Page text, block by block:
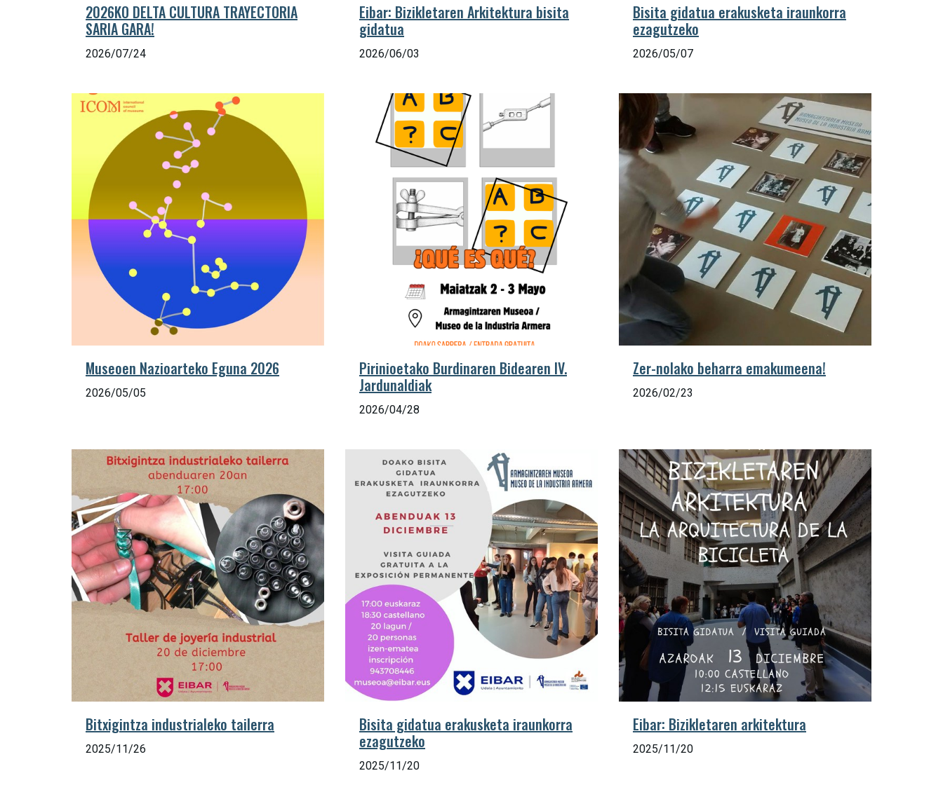
2026KO DELTA CULTURA TRAYECTORIA
SARIA GARA!
2026/07/24
Eibar: Bizikletaren Arkitektura bisita
gidatua
2026/06/03
Bisita gidatua erakusketa iraunkorra
ezagutzeko
2026/05/07
Museoen Nazioarteko Eguna 2026
2026/05/05
Pirinioetako Burdinaren Bidearen IV.
Jardunaldiak
2026/04/28
Zer-nolako beharra emakumeena!
2026/02/23
Bitxigintza industrialeko tailerra
2025/11/26
Bisita gidatua erakusketa iraunkorra
ezagutzeko
2025/11/20
Eibar: Bizikletaren arkitektura
2025/11/20